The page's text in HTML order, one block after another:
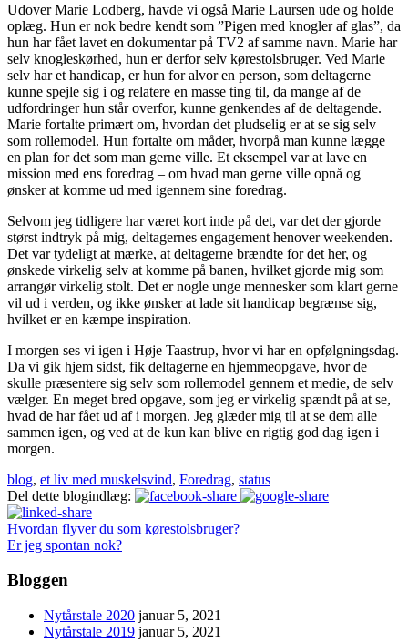
Udover Marie Lodberg, havde vi også Marie Laursen ude og holde
oplæg. Hun er nok bedre kendt som ”Pigen med knogler af glas”, da
hun har fået lavet en dokumentar på TV2 af samme navn. Marie har
selv knogleskørhed, hun er derfor selv kørestolsbruger. Ved Marie
selv har et handicap, er hun for alvor en person, som deltagerne
kunne spejle sig i og relatere en masse ting til, da mange af de
udfordringer hun står overfor, kunne genkendes af de deltagende.
Marie fortalte primært om, hvordan det pludselig er at se sig selv
som rollemodel. Hun fortalte om måder, hvorpå man kunne lægge
en plan for det som man gerne ville. Et eksempel var at lave en
mission med ens foredrag – om hvad man gerne ville opnå og
ønsker at komme ud med igennem sine foredrag.
Selvom jeg tidligere har været kort inde på det, var det der gjorde
størst indtryk på mig, deltagernes engagement henover weekenden.
Det var tydeligt at mærke, at deltagerne brændte for det her, og
ønskede virkelig selv at komme på banen, hvilket gjorde mig som
arrangør virkelig stolt. Det er nogle unge mennesker som klart gerne
vil ud i verden, og ikke ønsker at lade sit handicap begrænse sig,
hvilket er en kæmpe inspiration.
I morgen ses vi igen i Høje Taastrup, hvor vi har en opfølgningsdag.
Da vi gik hjem sidst, fik deltagerne en hjemmeopgave, hvor de
skulle præsentere sig selv som rollemodel gennem et medie, de selv
vælger. En meget bred opgave, som jeg er virkelig spændt på at se,
hvad de har fået ud af i morgen. Jeg glæder mig til at se dem alle
sammen igen, og ved at de kun kan blive en rigtig god dag igen i
morgen.
blog, et liv med muskelsvind, Foredrag, status
Del dette blogindlæg:
Hvordan flyver du som kørestolsbruger?
Er jeg spontan nok?
Bloggen
Nytårstale 2020 januar 5, 2021
Nytårstale 2019 januar 5, 2021